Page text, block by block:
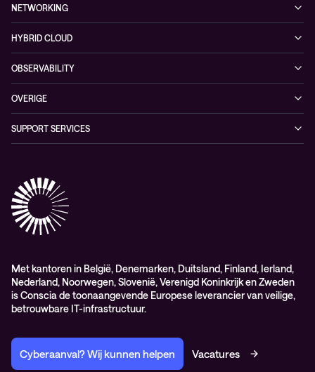
Referenties
Whitepaper
Duurzaamheid
Persruimte
Cybersecurity solutions
Conscia ThreatInsights
NETWORKING
Networking solutions
Consultancy
HYBRID CLOUD
OBSERVABILITY
Digital Employee Experience
AdviesObservability: Consultancy
OVERIGE
General Sales and Delivery Conditions (EN)
General Purchasing Conditions (EN)
SUPPORT SERVICES
Healthcare Services
Lifecycle
Service delivery platform (CNS)
Met kantoren in België, Denemarken, Duitsland, Finland, Ierland,
Nederland, Noorwegen, Slovenië, Verenigd Koninkrijk en Zweden
is Conscia de toonaangevende Europese leverancier van veilige,
betrouwbare IT-infrastructuur.
Cyberaanval? Wij kunnen helpen Vacatures